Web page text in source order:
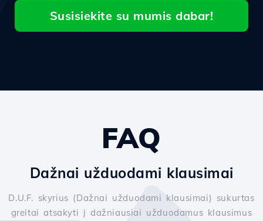
Susisiekite su mumis dabar!
FAQ
Dažnai užduodami klausimai
D.U.F. skyrius (Dažnai užduodami klausimai) sukurtas
greitai atsakyti į dažniausiai užduodamus klausimus